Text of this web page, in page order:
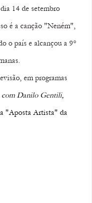
14 de setembro
é a canção "Neném",
o país e alcançou a 9°
em programas
com Danilo Gentili,
"Aposta Artista" da